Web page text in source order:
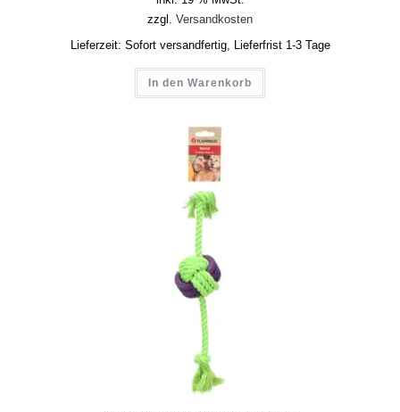
zzgl. Versandkosten
Lieferzeit: Sofort versandfertig, Lieferfrist 1-3 Tage
In den Warenkorb